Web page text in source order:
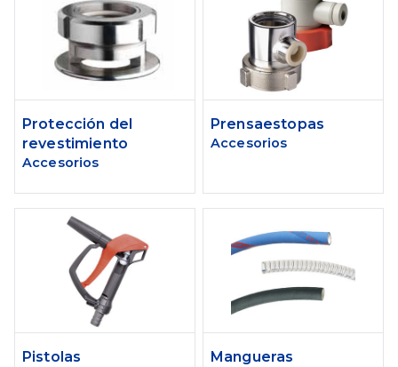
Protección del
revestimiento
Accesorios
Prensaestopas
Accesorios
Pistolas Mangueras